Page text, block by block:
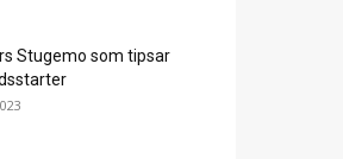
Stugemo som tipsar